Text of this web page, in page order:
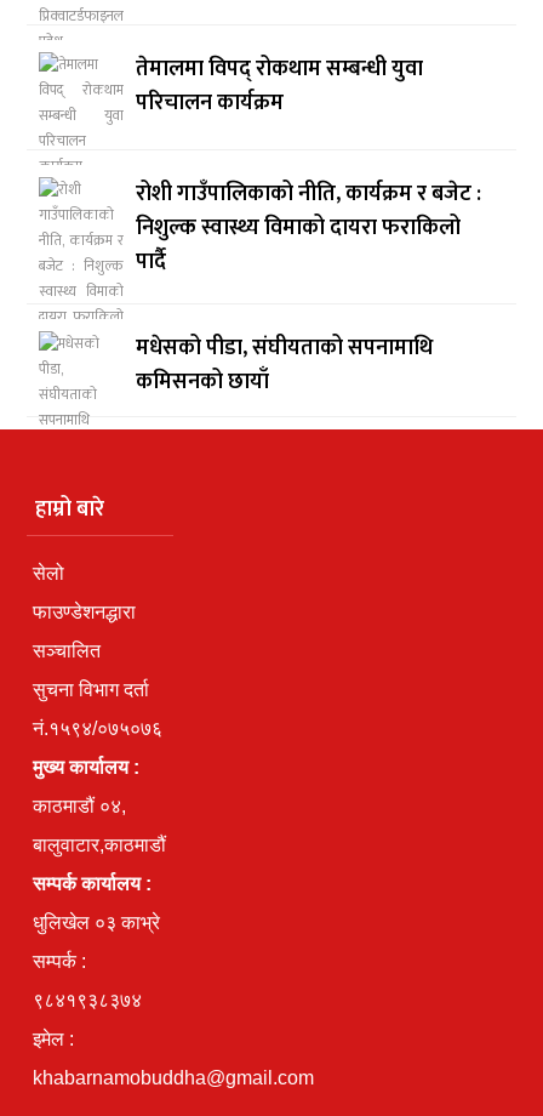
तेमालमा विपद् रोकथाम सम्बन्धी युवा
परिचालन कार्यक्रम
रोशी गाउँपालिकाको नीति, कार्यक्रम र बजेट :
निशुल्क स्वास्थ्य विमाको दायरा फराकिलो
पार्दै
मधेसको पीडा, संघीयताको सपनामाथि
कमिसनको छायाँ
हाम्रो बारे
सेलो
फाउण्डेशनद्धारा
सञ्चालित
सुचना विभाग दर्ता
नं.१५९४/०७५०७६
मुख्य कार्यालय :
काठमाडौं ०४,
बालुवाटार,काठमाडौं
सम्पर्क कार्यालय :
धुलिखेल ०३ काभ्रे
सम्पर्क :
९८४१९३८३७४
इमेल :
khabarnamobuddha@gmail.com